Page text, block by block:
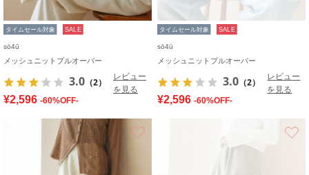
タイムセール対象 SALE
sō4ū
メッシュニットプルオーバー
3.0 （2）
レビュー
を見る
¥2,596 -60%OFF-
タイムセール対象 SALE
sō4ū
メッシュニットプルオーバー
3.0 （2）
レビュー
を見る
¥2,596 -60%OFF-